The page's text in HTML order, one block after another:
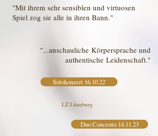
"Mit ihrem sehr sensiblen und virtuosen
Spiel zog sie alle in ihren Bann."
"...anschauliche Körpersprache und
authentische Leidenschaft."
Solokonzert 16.10.22
LZ Lüneburg
Duo Concento 14.11.23